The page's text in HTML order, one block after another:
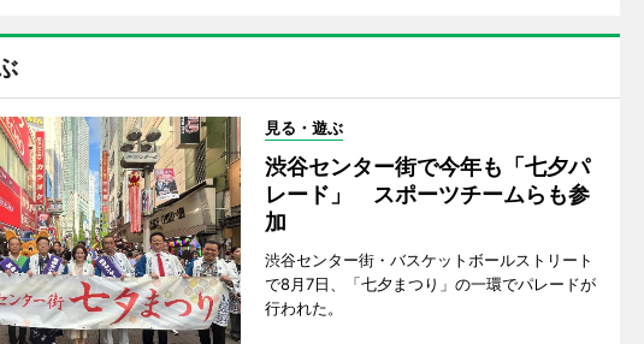
見る・遊ぶ
渋谷センター街で今年も「七夕パ
レード」 スポーツチームらも参
加
渋谷センター街・バスケットボールストリート
で8月7日、「七夕まつり」の一環でパレードが
行われた。